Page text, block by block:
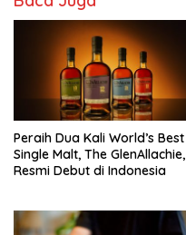
Peraih Dua Kali World’s Best
Single Malt, The GlenAllachie,
Resmi Debut di Indonesia